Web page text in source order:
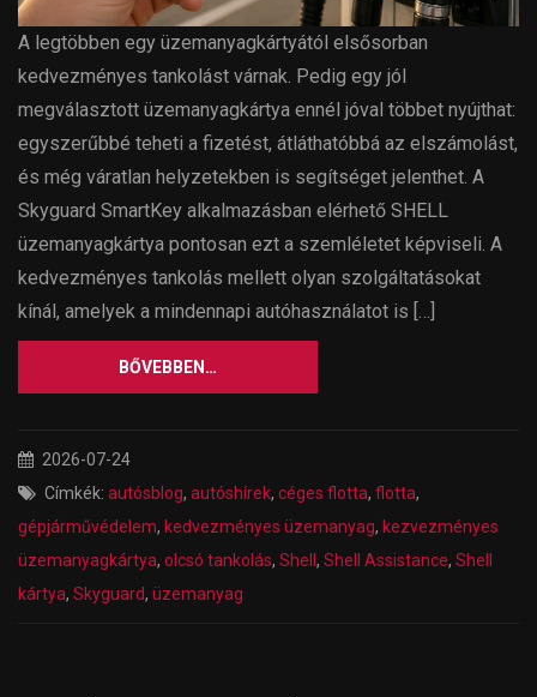
A legtöbben egy üzemanyagkártyától elsősorban
kedvezményes tankolást várnak. Pedig egy jól
megválasztott üzemanyagkártya ennél jóval többet nyújthat:
egyszerűbbé teheti a fizetést, átláthatóbbá az elszámolást,
és még váratlan helyzetekben is segítséget jelenthet. A
Skyguard SmartKey alkalmazásban elérhető SHELL
üzemanyagkártya pontosan ezt a szemléletet képviseli. A
kedvezményes tankolás mellett olyan szolgáltatásokat
kínál, amelyek a mindennapi autóhasználatot is […]
BŐVEBBEN…
2026-07-24
Címkék: autósblog, autóshírek, céges flotta, flotta,
gépjárművédelem, kedvezményes üzemanyag, kezvezményes
üzemanyagkártya, olcsó tankolás, Shell, Shell Assistance, Shell
kártya, Skyguard, üzemanyag